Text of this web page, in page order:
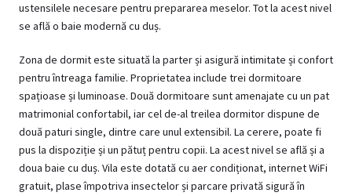
ustensilele necesare pentru prepararea meselor. Tot la acest nivel
se află o baie modernă cu duș.
Zona de dormit este situată la parter și asigură intimitate și confort
pentru întreaga familie. Proprietatea include trei dormitoare
spațioase și luminoase. Două dormitoare sunt amenajate cu un pat
matrimonial confortabil, iar cel de-al treilea dormitor dispune de
două paturi single, dintre care unul extensibil. La cerere, poate fi
pus la dispoziție și un pătuț pentru copii. La acest nivel se află și a
doua baie cu duș. Vila este dotată cu aer condiționat, internet WiFi
gratuit, plase împotriva insectelor și parcare privată sigură în